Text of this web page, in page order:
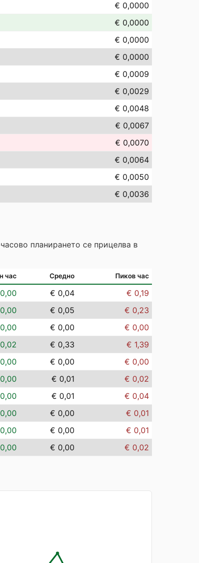
€ 0,0000
€ 0,0000
€ 0,0000
€ 0,0000
€ 0,0009
€ 0,0029
€ 0,0048
€ 0,0067
€ 0,0070
€ 0,0064
€ 0,0050
€ 0,0036
планирането се прицелва в
час Средно Пиков час
€ 0,04
€ 0,19
€ 0,05
€ 0,23
€ 0,00
€ 0,00
€ 0,33
€ 1,39
€ 0,00
€ 0,00
€ 0,01
€ 0,02
€ 0,01
€ 0,04
€ 0,00
€ 0,01
€ 0,00
€ 0,01
€ 0,00 € 0,02